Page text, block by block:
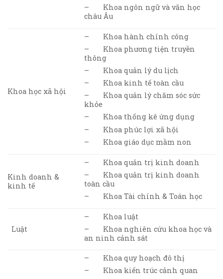
– Khoa ngôn ngữ và văn học
châu Âu
Khoa học xã hội
– Khoa hành chính công
– Khoa phương tiện truyền
thông
– Khoa quản lý du lịch
– Khoa kinh tế toàn cầu
– Khoa quản lý chăm sóc sức
khỏe
– Khoa thống kê ứng dụng
– Khoa phúc lợi xã hội
– Khoa giáo dục mầm non
Kinh doanh &
kinh tế
– Khoa quản trị kinh doanh
– Khoa quản trị kinh doanh
toàn cầu
– Khoa Tài chính & Toán học
Luật
– Khoa luật
– Khoa nghiên cứu khoa học và
an ninh cảnh sát
– Khoa quy hoạch đô thị
– Khoa kiến trúc cảnh quan